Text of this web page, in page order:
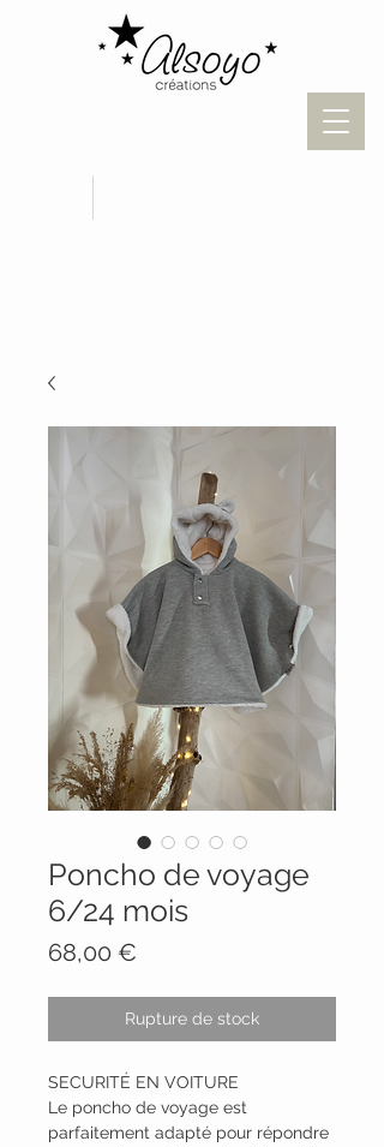
Poncho de voyage
6/24 mois
68,00 €
Rupture de stock
SECURITÉ EN VOITURE
Le poncho de voyage est
parfaitement adapté pour répondre